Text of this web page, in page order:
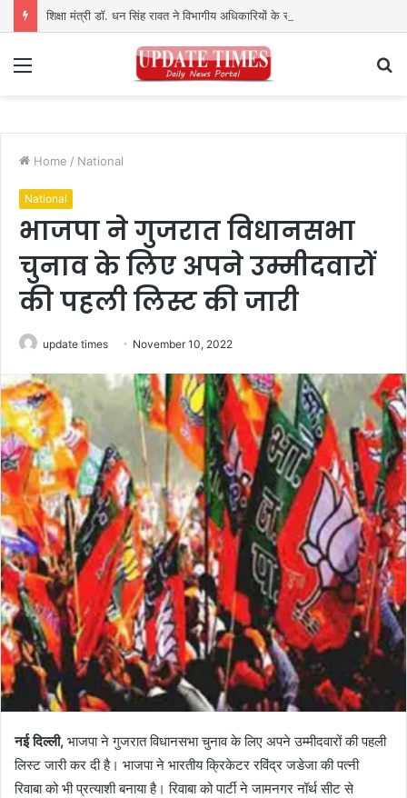
शिक्षा मंत्री डॉ. धन सिंह रावत ने विभागीय अधिकारियों के साथ की समीक्षा बैठक
Home / National
National
भाजपा ने गुजरात विधानसभा
चुनाव के लिए अपने उम्मीदवारों
की पहली लिस्ट की जारी
update times November 10, 2022
नई दिल्ली, भाजपा ने गुजरात विधानसभा चुनाव के लिए अपने उम्मीदवारों की पहली
लिस्ट जारी कर दी है। भाजपा ने भारतीय क्रिकेटर रविंद्र जडेजा की पत्नी
रिवाबा को भी प्रत्याशी बनाया है। रिवाबा को पार्टी ने जामनगर नॉर्थ सीट से